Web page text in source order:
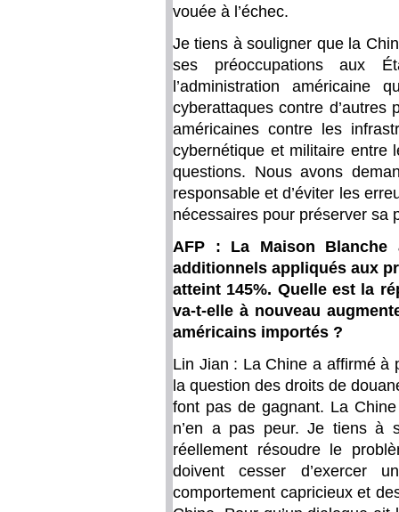
vouée à l’échec.
Je tiens à souligner que la
ses préoccupations aux
l’administration
cyberattaques contre
américaines contre les
cybernétique et militaire entre
questions. Nous avons
responsable et d’éviter les
nécessaires pour préserver sa
AFP : La Maison
additionnels appliqués aux
atteint 145%. Quelle est la
va-t-elle à nouveau
américains importés ?
Lin Jian : La Chine a affirmé à
la question des droits de
font pas de gagnant. La
n’en a pas peur. Je tiens à
réellement résoudre le
doivent cesser d’exercer
comportement capricieux et